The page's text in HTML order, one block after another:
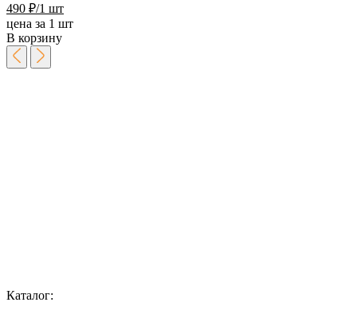
490 ₽/1 шт
цена за 1 шт
В корзину
Каталог: